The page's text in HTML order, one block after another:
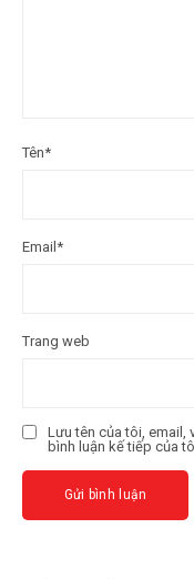
Tên*
Email*
Trang web
Lưu tên của tôi, email,
bình luận kế tiếp của